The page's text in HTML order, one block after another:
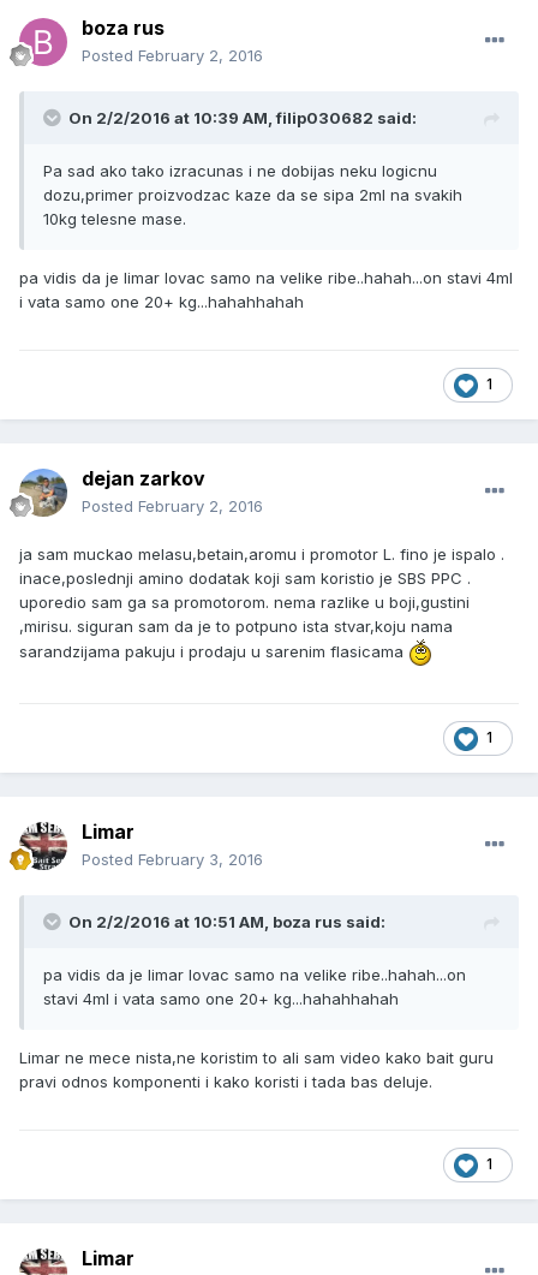
boza rus
Posted February 2, 2016
On 2/2/2016 at 10:39 AM, filip030682 said:
Pa sad ako tako izracunas i ne dobijas neku logicnu
dozu,primer proizvodzac kaze da se sipa 2ml na svakih
10kg telesne mase.
pa vidis da je limar lovac samo na velike ribe..hahah...on stavi 4ml
i vata samo one 20+ kg...hahahhahah
1
dejan zarkov
Posted February 2, 2016
ja sam muckao melasu,betain,aromu i promotor L. fino je ispalo .
inace,poslednji amino dodatak koji sam koristio je SBS PPC .
uporedio sam ga sa promotorom. nema razlike u boji,gustini
,mirisu. siguran sam da je to potpuno ista stvar,koju nama
sarandzijama pakuju i prodaju u sarenim flasicama
1
Limar
Posted February 3, 2016
On 2/2/2016 at 10:51 AM, boza rus said:
pa vidis da je limar lovac samo na velike ribe..hahah...on
stavi 4ml i vata samo one 20+ kg...hahahhahah
Limar ne mece nista,ne koristim to ali sam video kako bait guru
pravi odnos komponenti i kako koristi i tada bas deluje.
1
Limar